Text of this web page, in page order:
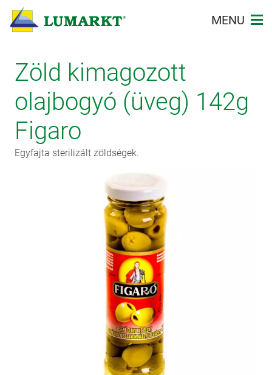
MENU
Termékkatalógus
La Marea
Kapcsolatba lépni
Zöld kimagozott
olajbogyó (üveg) 142g
Figaro
Egyfajta sterilizált zöldségek.